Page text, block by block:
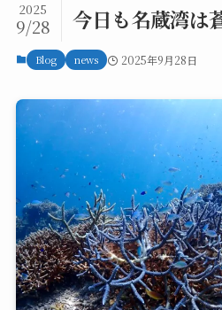
今日も名蔵湾は
2025
9/28
Blog news 2025年9月28日